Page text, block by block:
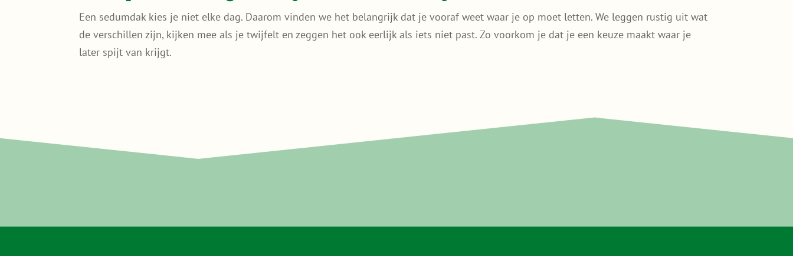
Een sedumdak kies je niet elke dag. Daarom vinden we het belangrijk dat je vooraf weet waar je op moet letten. We leggen rustig uit wat
de verschillen zijn, kijken mee als je twijfelt en zeggen het ook eerlijk als iets niet past. Zo voorkom je dat je een keuze maakt waar je
later spijt van krijgt.